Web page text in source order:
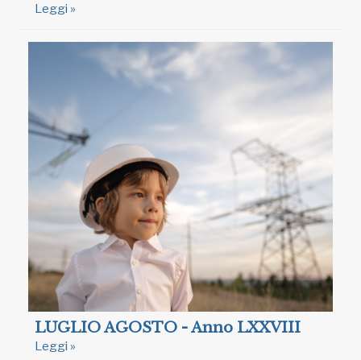
Leggi »
LUGLIO AGOSTO - Anno LXXVIII
Leggi »